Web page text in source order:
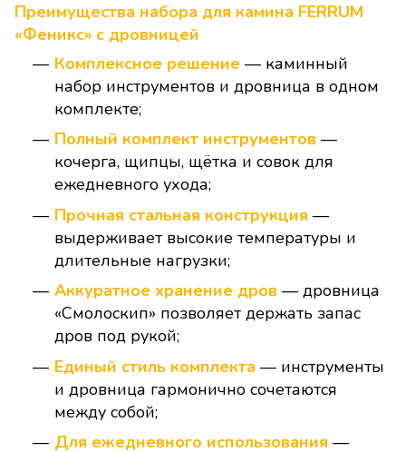
Преимущества набора для камина FERRUM
«Феникс» с дровницей
Комплексное решение — каминный
набор инструментов и дровница в одном
комплекте;
Полный комплект инструментов —
кочерга, щипцы, щётка и совок для
ежедневного ухода;
Прочная стальная конструкция —
выдерживает высокие температуры и
длительные нагрузки;
Аккуратное хранение дров — дровница
«Смолоскип» позволяет держать запас
дров под рукой;
Единый стиль комплекта — инструменты
и дровница гармонично сочетаются
между собой;
Для ежедневного использования —